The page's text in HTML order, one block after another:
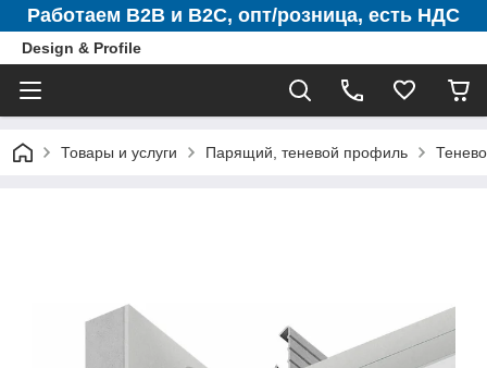
Работаем B2B и B2C, опт/розница, есть НДС
Design & Profile
Товары и услуги Парящий, теневой профиль